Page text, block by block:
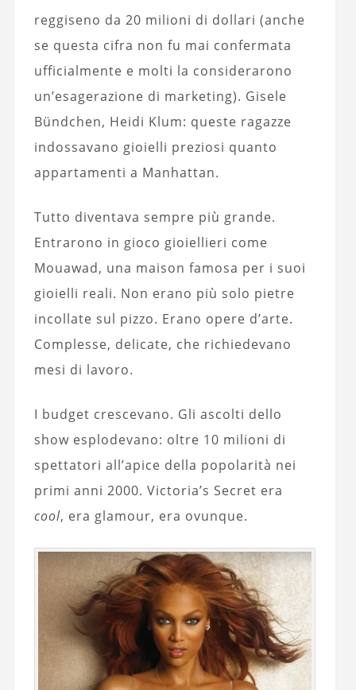
reggiseno da 20 milioni di dollari (anche
se questa cifra non fu mai confermata
ufficialmente e molti la considerarono
un’esagerazione di marketing). Gisele
Bündchen, Heidi Klum: queste ragazze
indossavano gioielli preziosi quanto
appartamenti a Manhattan.
Tutto diventava sempre più grande.
Entrarono in gioco gioiellieri come
Mouawad, una maison famosa per i suoi
gioielli reali. Non erano più solo pietre
incollate sul pizzo. Erano opere d’arte.
Complesse, delicate, che richiedevano
mesi di lavoro.
I budget crescevano. Gli ascolti dello
show esplodevano: oltre 10 milioni di
spettatori all’apice della popolarità nei
primi anni 2000. Victoria’s Secret era
cool, era glamour, era ovunque.